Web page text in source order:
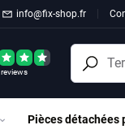
info@fix-shop.fr
reviews
Pièces détachées